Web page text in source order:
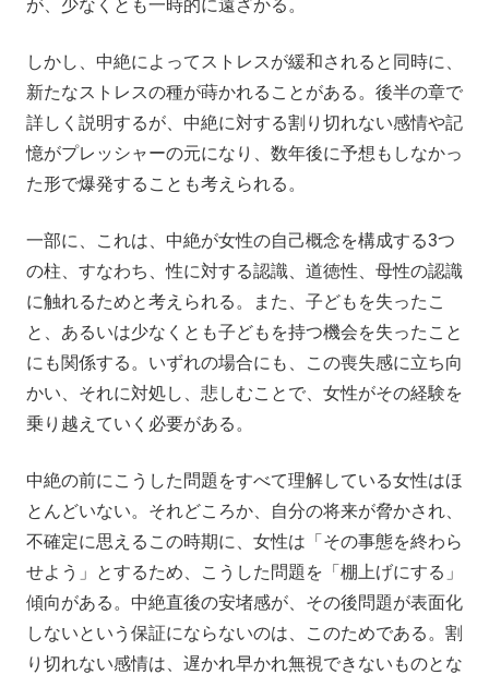
が、少なくとも一時的に遠ざかる。
しかし、中絶によってストレスが緩和されると同時に、
新たなストレスの種が蒔かれることがある。後半の章で
詳しく説明するが、中絶に対する割り切れない感情や記
憶がプレッシャーの元になり、数年後に予想もしなかっ
た形で爆発することも考えられる。
一部に、これは、中絶が女性の自己概念を構成する3つ
の柱、すなわち、性に対する認識、道徳性、母性の認識
に触れるためと考えられる。また、子どもを失ったこ
と、あるいは少なくとも子どもを持つ機会を失ったこと
にも関係する。いずれの場合にも、この喪失感に立ち向
かい、それに対処し、悲しむことで、女性がその経験を
乗り越えていく必要がある。
中絶の前にこうした問題をすべて理解している女性はほ
とんどいない。それどころか、自分の将来が脅かされ、
不確定に思えるこの時期に、女性は「その事態を終わら
せよう」とするため、こうした問題を「棚上げにする」
傾向がある。中絶直後の安堵感が、その後問題が表面化
しないという保証にならないのは、このためである。割
り切れない感情は、遅かれ早かれ無視できないものとな